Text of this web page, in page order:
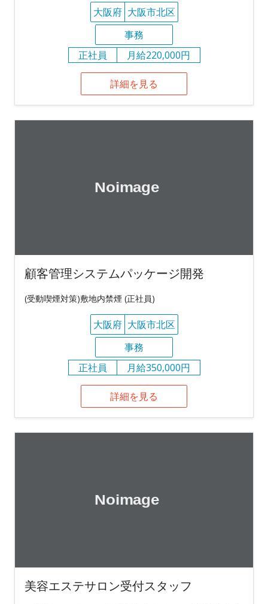
大阪府 大阪市北区
事務
正社員
月給220,000円
詳細を見る
顧客管理システムパッケージ開発
(受動喫煙対策)敷地内禁煙 (正社員)
大阪府 大阪市北区
事務
正社員
月給350,000円
詳細を見る
美容エステサロン受付スタッフ